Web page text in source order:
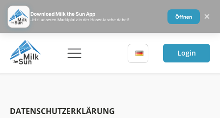
Login
DATENSCHUTZERKLÄRUNG
Download Milk the Sun App
Jetzt unseren Marktplatz in der Hosentasche dabei!
Öffnen ×